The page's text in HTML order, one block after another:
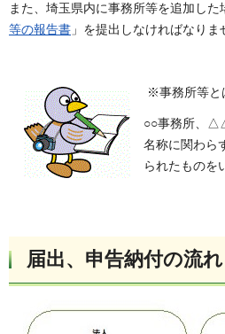
また、埼玉県内に事務所等を追加した
等の報告書 」を提出しなければなりま
※事務所等と
○○事務所、
名称に関わら
られたものを
届出、申告納付の流れ